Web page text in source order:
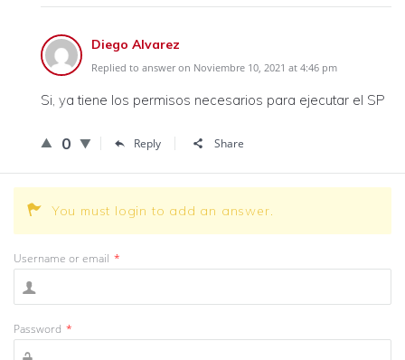
Diego Alvarez
Replied to answer on Noviembre 10, 2021 at 4:46 pm
Si, ya tiene los permisos necesarios para ejecutar el SP
0 Reply Share
You must login to add an answer.
Username or email *
Password *